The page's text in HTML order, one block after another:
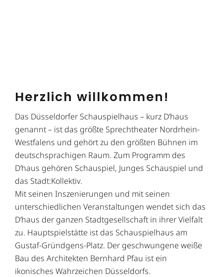
Herzlich willkommen!
Das Düsseldorfer Schauspielhaus – kurz D’haus
genannt – ist das größte Sprechtheater Nordrhein-
Westfalens und gehört zu den größten Bühnen im
deutschsprachigen Raum. Zum Programm des
D’haus gehören Schauspiel, Junges Schauspiel und
das Stadt:Kollektiv.
Mit seinen Inszenierungen und mit seinen
unterschiedlichen Veranstaltungen wendet sich das
D’haus der ganzen Stadtgesellschaft in ihrer Vielfalt
zu. Hauptspielstätte ist das Schauspielhaus am
Gustaf-Gründgens-Platz. Der geschwungene weiße
Bau des Architekten Bernhard Pfau ist ein
ikonisches Wahrzeichen Düsseldorfs.